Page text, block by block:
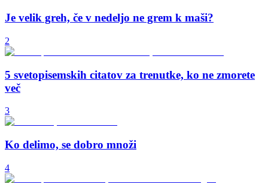
Je velik greh, če v nedeljo ne grem k maši?
2
5 svetopisemskih citatov za trenutke, ko ne zmorete
več
3
Ko delimo, se dobro množi
4